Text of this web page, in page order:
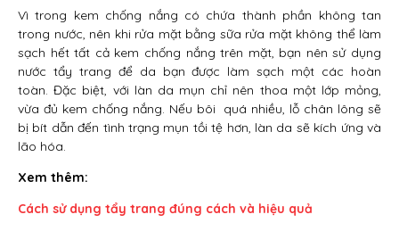
Vì trong kem chống nắng có chứa thành phần không tan
trong nước, nên khi rửa mặt bằng sữa rửa mặt không thể làm
sạch hết tất cả kem chống nắng trên mặt, bạn nên sử dụng
nước tẩy trang để da bạn được làm sạch một các hoàn
toàn. Đặc biệt, với làn da mụn chỉ nên thoa một lớp mỏng,
vừa đủ kem chống nắng. Nếu bôi quá nhiều, lỗ chân lông sẽ
bị bít dẫn đến tình trạng mụn tồi tệ hơn, làn da sẽ kích ứng và
lão hóa.
Xem thêm:
Cách sử dụng tẩy trang đúng cách và hiệu quả